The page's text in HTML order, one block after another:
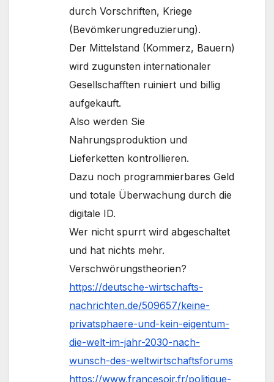
durch Vorschriften, Kriege
(Bevömkerungreduzierung).
Der Mittelstand (Kommerz, Bauern)
wird zugunsten internationaler
Gesellschafften ruiniert und billig
aufgekauft.
Also werden Sie
Nahrungsproduktion und
Lieferketten kontrollieren.
Dazu noch programmierbares Geld
und totale Überwachung durch die
digitale ID.
Wer nicht spurrt wird abgeschaltet
und hat nichts mehr.
Verschwörungstheorien?
https://deutsche-wirtschafts-
nachrichten.de/509657/keine-
privatsphaere-und-kein-eigentum-
die-welt-im-jahr-2030-nach-
wunsch-des-weltwirtschaftsforums
https://www.francesoir.fr/politique-